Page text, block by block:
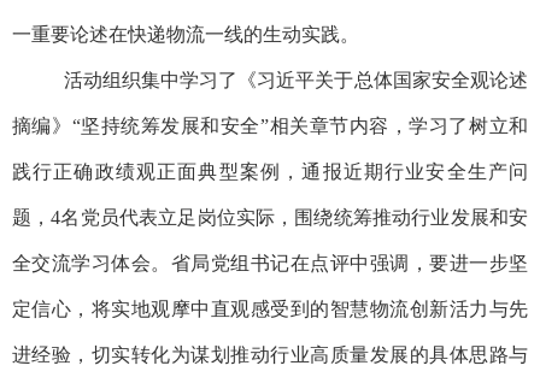
一重要论述在快递物流一线的生动实践。
活动组织集中学习了《习近平关于总体国家安全观论述
摘编》 “坚持统筹发展和安全”相关章节内容，学习了树立和
践行正确政绩观正面典型案例，通报近期行业安全生产问
题，4名党员代表立足岗位实际，围绕统筹推动行业发展和安
全交流学习体会。省局党组书记在点评中强调，要进一步坚
定信心，将实地观摩中直观感受到的智慧物流创新活力与先
进经验，切实转化为谋划推动行业高质量发展的具体思路与